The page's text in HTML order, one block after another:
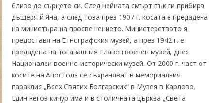
близо до сърцето си. След нейната смърт пък ги прибира
дъщеря й Яна, а след това през 1907 г. косата е предадена
на министъра на просвешението. Министерството я
предоставя на Етнографския музей, а през 1942 г. е
предадена на тогавашния Главен военен музей, днес
Национален военно-исторически музей. От 2000 г. част от
косите на Апостола се съхраняват в мемориалния
параклис „Всех Святих Болгарских“ в Музея в Карлово.
Един негов кичур има и в столичната църква „Света